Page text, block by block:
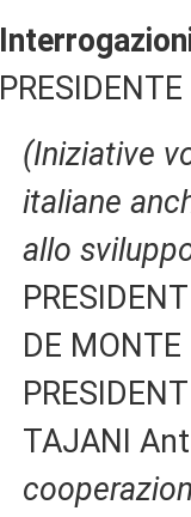
(Iniziative
italiane
allo
DE
TAJANI